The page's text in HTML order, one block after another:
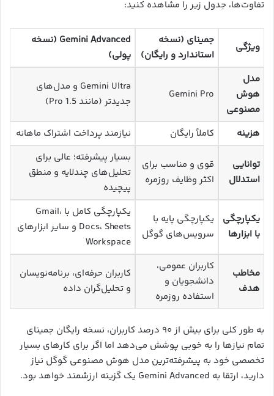
تفاوت‌ها، جدول زیر را مشاهده کنید:
ویژگی
جمینای (نسخه
استاندارد و رایگان)
Gemini Advanced (نسخه
پولی)
مدل
هوش
مصنوعی
Gemini Pro
Gemini Ultra و مدل‌های
جدیدتر (مانند 1.5 Pro)
هزینه کاملاً رایگان نیازمند پرداخت اشتراک ماهانه
توانایی
استدلال
قوی و مناسب برای
اکثر وظایف روزمره
بسیار پیشرفته؛ عالی برای
تحلیل‌های چندلایه و منطق
پیچیده
یکپارچگی
با ابزارها
یکپارچگی پایه با
سرویس‌های گوگل
یکپارچگی کامل با Gmail،
Docs، Sheets و سایر ابزارهای
Workspace
مخاطب
هدف
کاربران عمومی،
دانشجویان و
استفاده روزمره
کاربران حرفه‌ای، برنامه‌نویسان
و تحلیل‌گران داده
به طور کلی برای بیش از ۹۰ درصد کاربران، نسخه رایگان جمینای
تمام نیازها را به خوبی پوشش می‌دهد اما اگر برای کارهای بسیار
تخصصی خود به پیشرفته‌ترین مدل هوش مصنوعی گوگل نیاز
دارید، ارتقا به Gemini Advanced یک گزینه ارزشمند خواهد بود.